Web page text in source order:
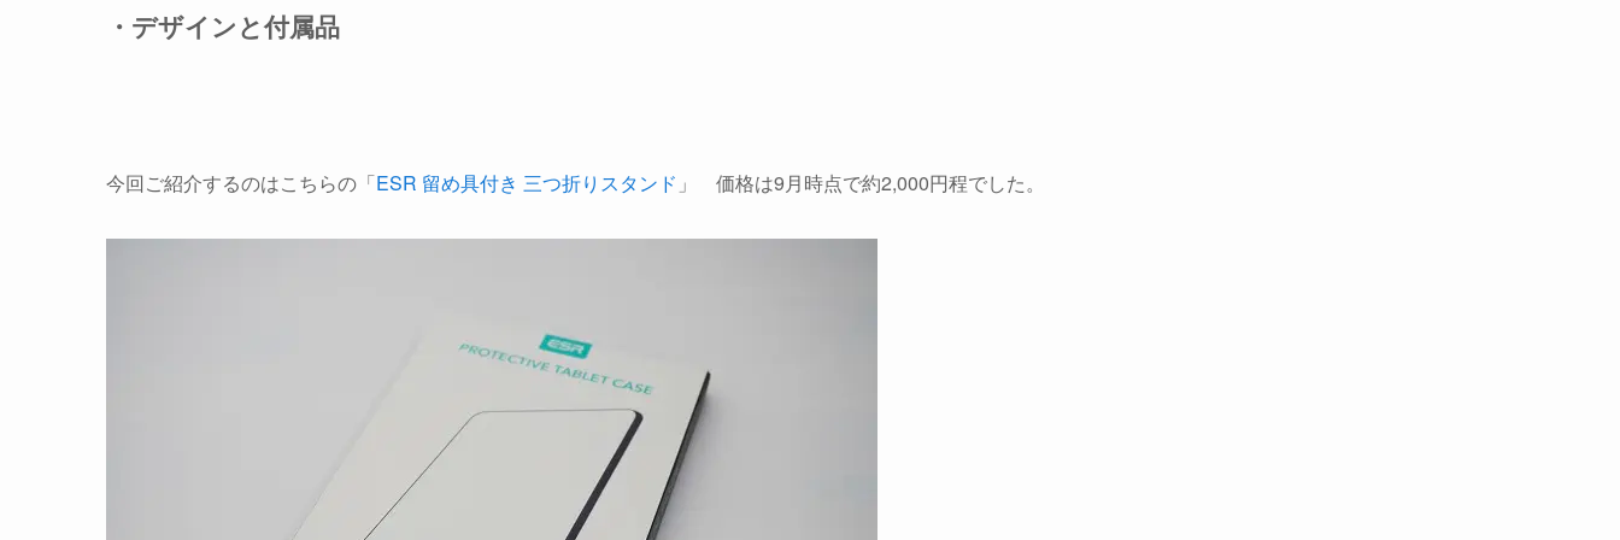
・デザインと付属品
今回ご紹介するのはこちらの「ESR 留め具付き 三つ折りスタンド 」 価格は9月時点で約2,000円程でした。